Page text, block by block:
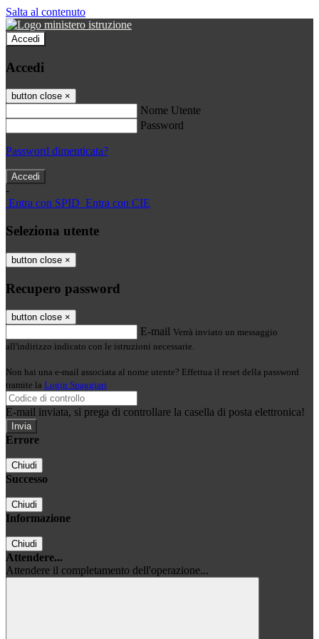
Salta al contenuto
Accedi
Accedi
button close ×
Nome Utente
Password
Password dimenticata?
-
Entra con SPID Entra con CIE
Seleziona utente
button close ×
Recupero password
button close ×
E-mail Verrà inviato un messaggio
all'indirizzo indicato con le istruzioni necessarie.
Non hai una e-mail associata al nome utente? Effettua il reset della password
tramite la Login Spaggiari
E-mail inviata, si prega di controllare la casella di posta elettronica!
Errore
Chiudi
Successo
Chiudi
Informazione
Chiudi
Attendere...
Attendere il completamento dell'operazione...